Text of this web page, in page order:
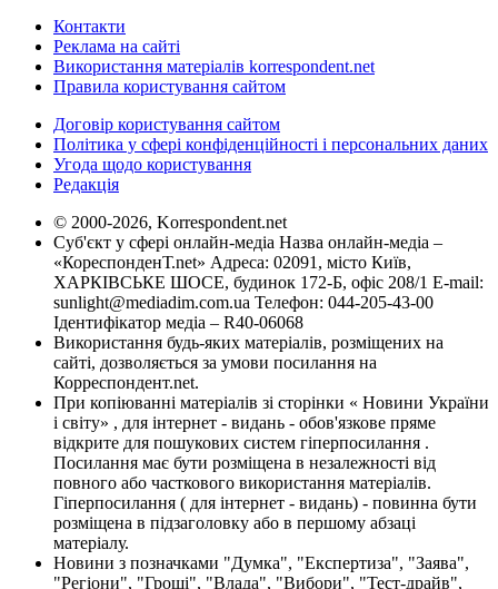
Контакти
Реклама на сайті
Використання матеріалів korrespondent.net
Правила користування сайтом
Договір користування сайтом
Політика у сфері конфіденційності і персональних даних
Угода щодо користування
Редакція
© 2000-2026, Korrespondent.net
Суб'єкт у сфері онлайн-медіа Назва онлайн-медіа –
«КореспонденТ.net» Адреса: 02091, місто Київ,
ХАРКІВСЬКЕ ШОСЕ, будинок 172-Б, офіс 208/1 E-mail:
sunlight@mediadim.com.ua Телефон: 044-205-43-00
Ідентифікатор медіа – R40-06068
Використання будь-яких матеріалів, розміщених на
сайті, дозволяється за умови посилання на
Корреспондент.net.
При копіюванні матеріалів зі сторінки « Новини України
і світу» , для інтернет - видань - обов'язкове пряме
відкрите для пошукових систем гіперпосилання .
Посилання має бути розміщена в незалежності від
повного або часткового використання матеріалів.
Гіперпосилання ( для інтернет - видань) - повинна бути
розміщена в підзаголовку або в першому абзаці
матеріалу.
Новини з позначками "Думка", "Експертиза", "Заява",
"Регіони", "Гроші", "Влада", "Вибори", "Тест-драйв",